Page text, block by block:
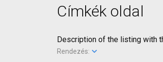
Címkék oldal
Description of the listing with
Rendezés: